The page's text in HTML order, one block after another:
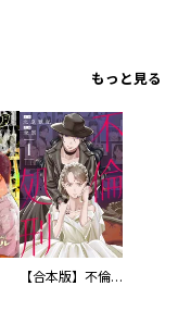
もっと見る
【合本版】不倫処刑